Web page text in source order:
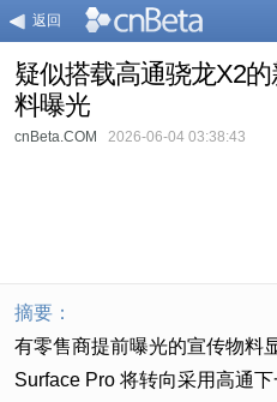
返回
疑似搭载高通骁龙X2
料曝光
cnBeta.COM 2026-06-04 03:38:43
摘要：
有零售商提前曝光的宣传物料
Surface Pro 将转向采用高通